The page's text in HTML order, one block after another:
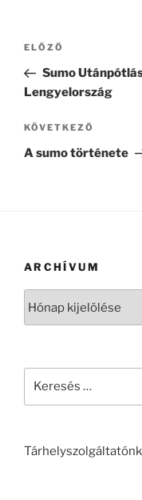
Bejegyzés
Korábbi
bejegyzés
ELŐZŐ
Sumo
Lengyelország
Következő
bejegyzés
KÖVETKEZŐ
A sumo története
ARCHÍVUM